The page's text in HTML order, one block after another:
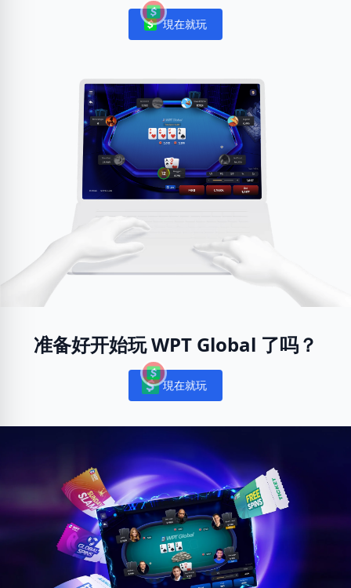
Notifications
現在就玩
准备好开始玩 WPT Global 了吗？
Notifications
現在就玩